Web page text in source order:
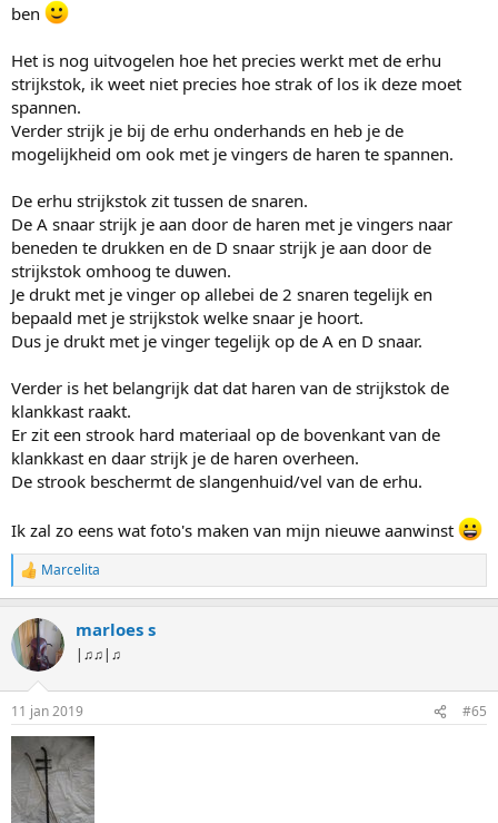
ben
Het is nog uitvogelen hoe het precies werkt met de erhu
strijkstok, ik weet niet precies hoe strak of los ik deze moet
spannen.
Verder strijk je bij de erhu onderhands en heb je de
mogelijkheid om ook met je vingers de haren te spannen.
De erhu strijkstok zit tussen de snaren.
De A snaar strijk je aan door de haren met je vingers naar
beneden te drukken en de D snaar strijk je aan door de
strijkstok omhoog te duwen.
Je drukt met je vinger op allebei de 2 snaren tegelijk en
bepaald met je strijkstok welke snaar je hoort.
Dus je drukt met je vinger tegelijk op de A en D snaar.
Verder is het belangrijk dat dat haren van de strijkstok de
klankkast raakt.
Er zit een strook hard materiaal op de bovenkant van de
klankkast en daar strijk je de haren overheen.
De strook beschermt de slangenhuid/vel van de erhu.
Ik zal zo eens wat foto's maken van mijn nieuwe aanwinst
W
a
r
d
e
n
g
e
Marcelita
marloes s
|♫♫|♫
11 jan 2019 #65